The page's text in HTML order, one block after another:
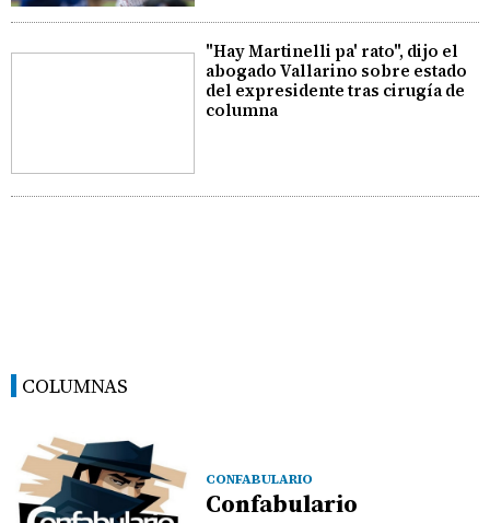
"Hay Martinelli pa' rato", dijo el
abogado Vallarino sobre estado
del expresidente tras cirugía de
columna
COLUMNAS
CONFABULARIO
Confabulario